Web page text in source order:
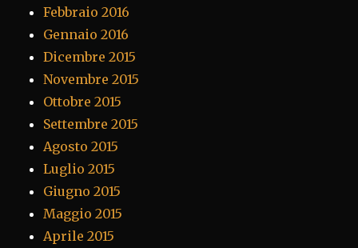
Febbraio 2016
Gennaio 2016
Dicembre 2015
Novembre 2015
Ottobre 2015
Settembre 2015
Agosto 2015
Luglio 2015
Giugno 2015
Maggio 2015
Aprile 2015